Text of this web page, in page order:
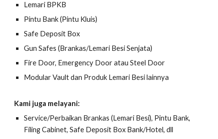
Lemari BPKB
Pintu Bank (Pintu Kluis)
Safe Deposit Box
Gun Safes (Brankas/Lemari Besi Senjata)
Fire Door, Emergency Door atau Steel Door
Modular Vault dan Produk Lemari Besi lainnya
Kami juga melayani:
Service/Perbaikan Brankas (Lemari Besi), Pintu Bank,
Filing Cabinet, Safe Deposit Box Bank/Hotel, dll